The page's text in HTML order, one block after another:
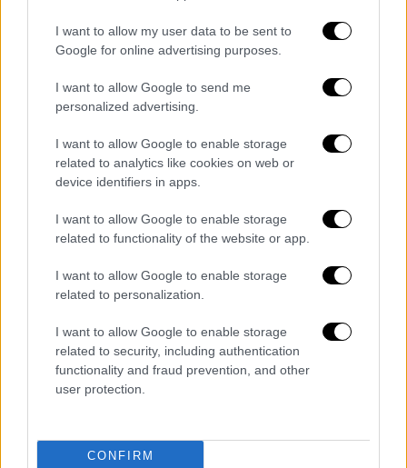
I want to allow my user data to be sent to
Google for online advertising purposes.
I want to allow Google to send me
personalized advertising.
I want to allow Google to enable storage
related to analytics like cookies on web or
device identifiers in apps.
I want to allow Google to enable storage
related to functionality of the website or app.
I want to allow Google to enable storage
related to personalization.
I want to allow Google to enable storage
related to security, including authentication
functionality and fraud prevention, and other
user protection.
CONFIRM
συμμετέχουν όλοι οι φορείς»
video
«Πρέπει να επενδύσουμε στην έρευνα και
στις νέες τεχνολογίες. Είναι πολύ ορισμός
παράγοντας για να υπάρχουν πολλές και
καλές θέσεις εργασίας για τις νεότερες
γενιές γιατί χιλιάδες νέα παιδιά και από τη
Δυτική και από την Κεντρική Μακεδονία
να επενδύσουμε σε μια ανάπτυξη που θα έχει
κοινωνικό αποτύπωμα», πρόσθεσε, όπως